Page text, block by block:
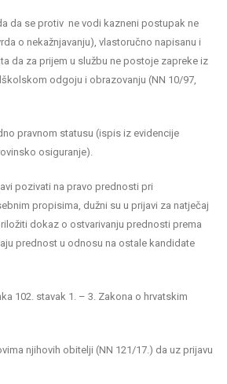
da se protiv ne vodi kazneni postupak ne
o nekažnjavanju), vlastoručno napisanu i
da za prijem u službu ne postoje zapreke iz
odgoju i obrazovanju (NN 10/97,
pravnom statusu (ispis iz evidencije
osiguranje).
pozivati na pravo prednosti pri
propisima, dužni su u prijavi za natječaj
dokaz o ostvarivanju prednosti prema
prednost u odnosu na ostale kandidate
102. stavak 1. – 3. Zakona o hrvatskim
njihovih obitelji (NN 121/17.) da uz prijavu